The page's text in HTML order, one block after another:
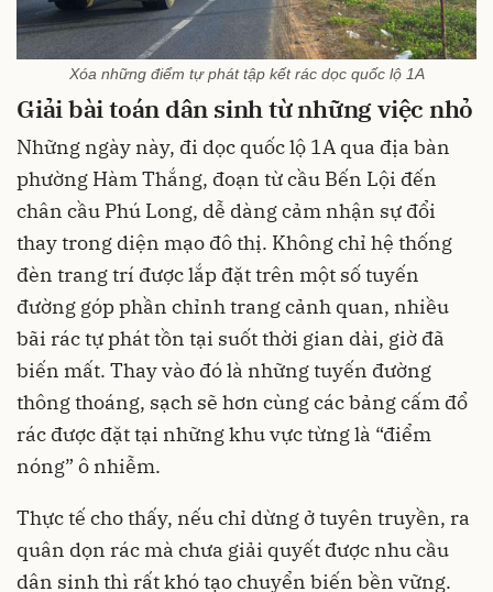
Xóa những điểm tự phát tập kết rác dọc quốc lộ 1A
Giải bài toán dân sinh từ những việc nhỏ
Những ngày này, đi dọc quốc lộ 1A qua địa bàn
phường Hàm Thắng, đoạn từ cầu Bến Lội đến
chân cầu Phú Long, dễ dàng cảm nhận sự đổi
thay trong diện mạo đô thị. Không chỉ hệ thống
đèn trang trí được lắp đặt trên một số tuyến
đường góp phần chỉnh trang cảnh quan, nhiều
bãi rác tự phát tồn tại suốt thời gian dài, giờ đã
biến mất. Thay vào đó là những tuyến đường
thông thoáng, sạch sẽ hơn cùng các bảng cấm đổ
rác được đặt tại những khu vực từng là “điểm
nóng” ô nhiễm.
Thực tế cho thấy, nếu chỉ dừng ở tuyên truyền, ra
quân dọn rác mà chưa giải quyết được nhu cầu
dân sinh thì rất khó tạo chuyển biến bền vững.